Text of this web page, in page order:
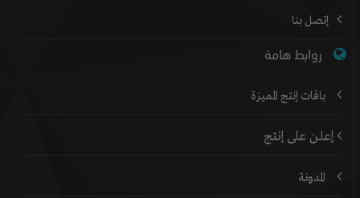
إتصل بنا
روابط هامة
باقات إنتج المميزة
إعلن على إنتج
المدونة